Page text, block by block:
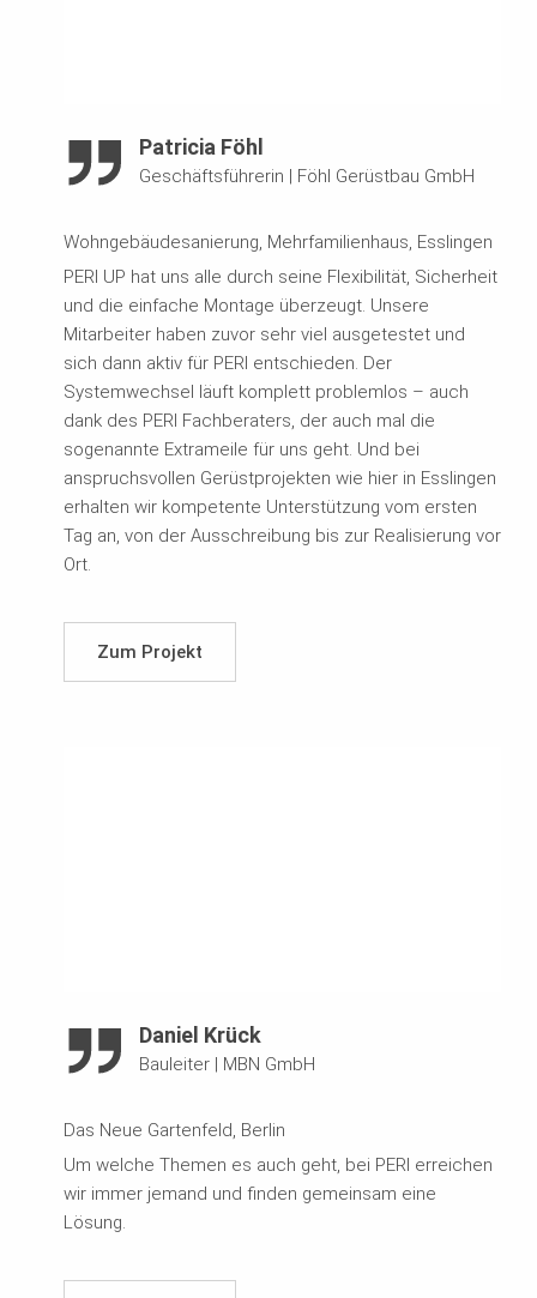
Patricia Föhl
Geschäftsführerin | Föhl Gerüstbau GmbH
Wohngebäudesanierung, Mehrfamilienhaus, Esslingen
PERI UP hat uns alle durch seine Flexibilität, Sicherheit
und die einfache Montage überzeugt. Unsere
Mitarbeiter haben zuvor sehr viel ausgetestet und
sich dann aktiv für PERI entschieden. Der
Systemwechsel läuft komplett problemlos – auch
dank des PERI Fachberaters, der auch mal die
sogenannte Extrameile für uns geht. Und bei
anspruchsvollen Gerüstprojekten wie hier in Esslingen
erhalten wir kompetente Unterstützung vom ersten
Tag an, von der Ausschreibung bis zur Realisierung vor
Ort.
Zum Projekt
Daniel Krück
Bauleiter | MBN GmbH
Das Neue Gartenfeld, Berlin
Um welche Themen es auch geht, bei PERI erreichen
wir immer jemand und finden gemeinsam eine
Lösung.